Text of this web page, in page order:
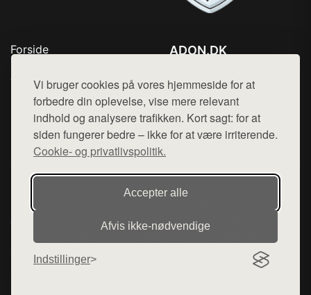
Vi bruger cookies på vores hjemmeside for at
forbedre din oplevelse, vise mere relevant
indhold og analysere trafikken. Kort sagt: for at
siden fungerer bedre – ikke for at være irriterende.
Cookie- og privatlivspolitik.
Accepter alle
Afvis ikke‑nødvendige
Indstillinger
Forside
Top Rabatter
Kontakt
ADON.DK
Mail: hej@want.dk
Cookie- og privatlivspolitik
Denne side er en del af want.dk, der udgiver en række
hjemmesider med præsentation af forskellige produkter fra
diverse webshops. Der sælges ikke varer fra denne side - vi
henviser til de shops, som sælger varen. Vi har heller ikke
varerne på lager.